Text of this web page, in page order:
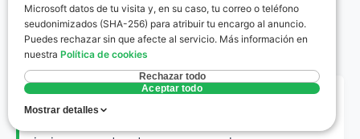
Términos clave del certificado energético
explicados sin jerga.
Zona Climática D3
Microsoft datos de tu visita y, en su caso, tu correo o teléfono
seudonimizados (SHA-256) para atribuir tu encargo al anuncio.
Puedes rechazar sin que afecte al servicio. Más información en
nuestra Política de cookies
Rechazar todo
Aceptar todo
Mostrar detalles